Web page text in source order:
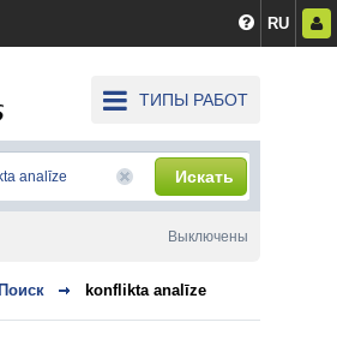
RU
ТИПЫ РАБОТ
Искать
Поиск konflikta analīze
Выключены